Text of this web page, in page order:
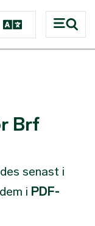
Brf
senast i
i PDF-